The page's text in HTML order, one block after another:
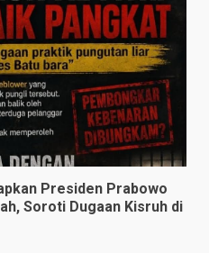
Presiden Prabowo
Soroti Dugaan Kisruh di